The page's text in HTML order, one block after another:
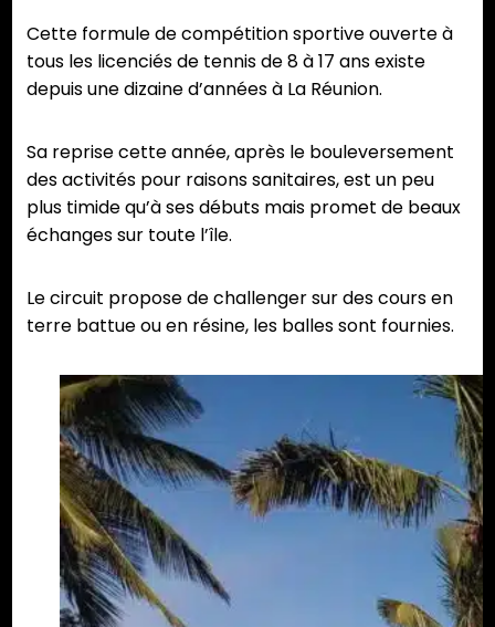
Cette formule de compétition sportive ouverte à
tous les licenciés de tennis de 8 à 17 ans existe
depuis une dizaine d’années à La Réunion.
Sa reprise cette année, après le bouleversement
des activités pour raisons sanitaires, est un peu
plus timide qu’à ses débuts mais promet de beaux
échanges sur toute l’île.
Le circuit propose de challenger sur des cours en
terre battue ou en résine, les balles sont fournies.